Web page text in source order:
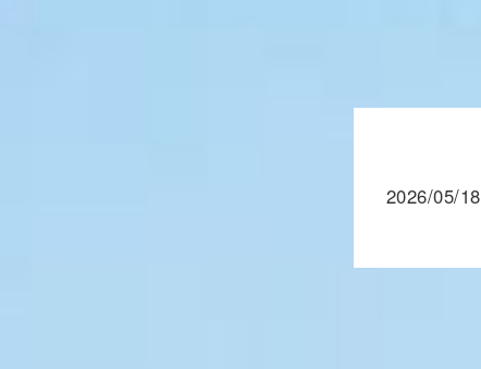
2026/05/18